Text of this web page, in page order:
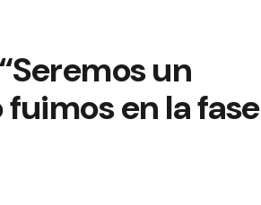
un
en la fase